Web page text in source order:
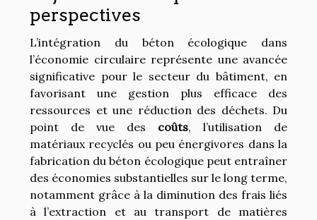
perspectives
L’intégration du béton écologique dans
l’économie circulaire représente une avancée
significative pour le secteur du bâtiment, en
favorisant une gestion plus efficace des
ressources et une réduction des déchets. Du
point de vue des coûts, l’utilisation de
matériaux recyclés ou peu énergivores dans la
fabrication du béton écologique peut entraîner
des économies substantielles sur le long terme,
notamment grâce à la diminution des frais liés
à l’extraction et au transport de matières